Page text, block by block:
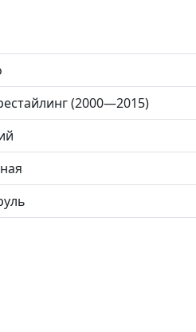
(2000—2015)